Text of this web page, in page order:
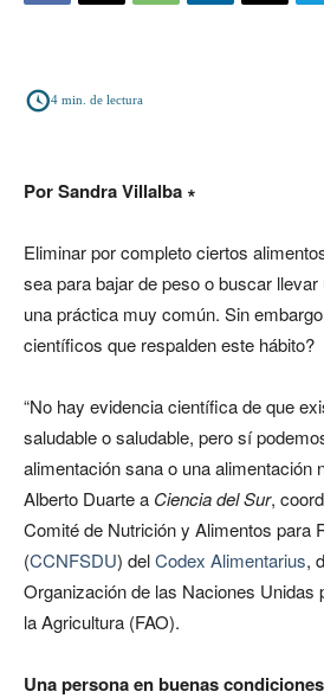
4 min. de lectura
Por Sandra Villalba ∗
Eliminar por completo ciertos
sea para bajar de peso o buscar
una práctica muy común. Sin
científicos que respalden este hábito?
“No hay evidencia científica de que
saludable o saludable, pero sí
alimentación sana o una alimentación
Alberto Duarte a Ciencia del Sur,
Comité de Nutrición y Alimentos para
(CCNFSDU) delCodex Alimentarius,
Organización de las Naciones Unidas
la Agricultura (FAO).
Una persona en buenas